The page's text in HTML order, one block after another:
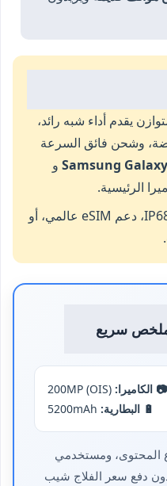
يقدم أداء شبه رائد،
وشحن فائق السرعة
Samsung و
الرئيسية.
مقاومة ماء IP68، دعم eSIM عالمي، أو
📷 الكاميرا:
🔋 البطارية:
المحتوى، ومستخدمي
دفع سعر الفلاج شيب